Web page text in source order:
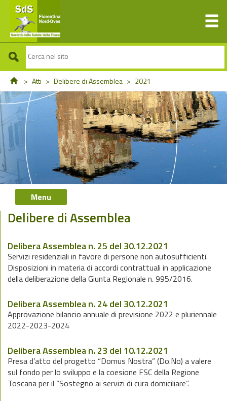
> Atti > Delibere di Assemblea > 2021
Menu
Delibere di Assemblea
Delibera Assemblea n. 25 del 30.12.2021
Servizi residenziali in favore di persone non autosufficienti.
Disposizioni in materia di accordi contrattuali in applicazione
della deliberazione della Giunta Regionale n. 995/2016.
Delibera Assemblea n. 24 del 30.12.2021
Approvazione bilancio annuale di previsione 2022 e pluriennale
2022-2023-2024
Delibera Assemblea n. 23 del 10.12.2021
Presa d’atto del progetto “Domus Nostra” (Do.No) a valere
sul fondo per lo sviluppo e la coesione FSC della Regione
Toscana per il “Sostegno ai servizi di cura domiciliare”.